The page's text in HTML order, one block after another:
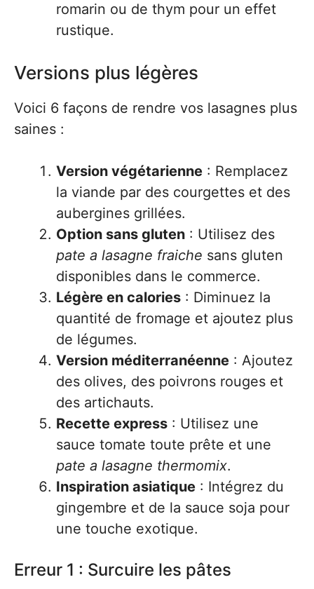
romarin ou de thym pour un effet
rustique.
Versions plus légères
Voici 6 façons de rendre vos lasagnes plus
saines :
Version végétarienne : Remplacez
la viande par des courgettes et des
aubergines grillées.
Option sans gluten : Utilisez des
pate a lasagne fraiche sans gluten
disponibles dans le commerce.
Légère en calories : Diminuez la
quantité de fromage et ajoutez plus
de légumes.
Version méditerranéenne : Ajoutez
des olives, des poivrons rouges et
des artichauts.
Recette express : Utilisez une
sauce tomate toute prête et une
pate a lasagne thermomix.
Inspiration asiatique : Intégrez du
gingembre et de la sauce soja pour
une touche exotique.
Erreur 1 : Surcuire les pâtes